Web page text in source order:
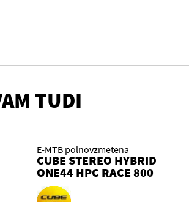
TUDI
E-MTB polnovzmetena
CUBE STEREO HYBRID
ONE44 HPC RACE 800
BLACKLINE 2026 KOLO